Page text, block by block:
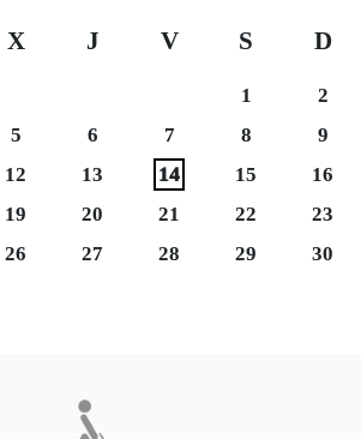
X J V S D
Sábado 1
1
2
5 6 Viernes 7
7 Sábado 8
8
9
Miércoles 12
12 13 14 15
16
Miércoles 19
19 20 21 Sábado 22
22
23
Miércoles 26
26 27 28 29 30